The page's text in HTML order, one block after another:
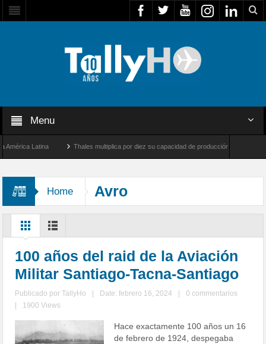
Menu
Latina Thales multiplica por diez su capacidad de producción de radares en
Home Avro
100 años del raid de la Aviación
Militar Santiago-Tacna-Santiago
Publicado porTallyHo Date: febrero 16, 2024
0 commentarios
1900 Views
Hace exactamente 100 años un 16
de febrero de 1924, despegaba